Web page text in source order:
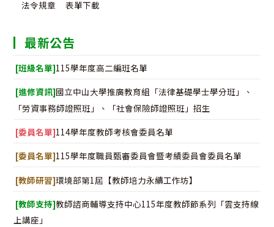
法令規章 表單下載
最新公告
[班級名單]115學年度高二編班名單
[進修資訊]國立中山大學推廣教育組「法律基礎學士學分班」、
「勞資事務師證照班」、「社會保險師證照班」招生
[委員名單]114學年度教師考核會委員名單
[委員名單]115學年度職員甄審委員會暨考績委員會委員名單
[教師研習]環境部第1屆【教師培力永續工作坊】
[教師支持]教師諮商輔導支持中心115年度教師節系列「雲支持線
上講座」